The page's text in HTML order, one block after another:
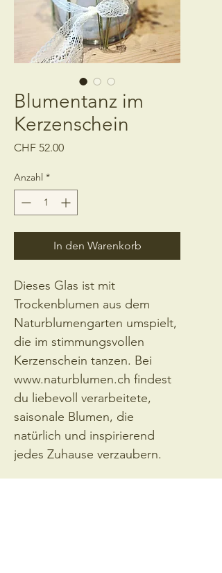
Blumentanz im
Kerzenschein
CHF 52.00Preis
Anzahl *
In den Warenkorb
Dieses Glas ist mit
Trockenblumen aus dem
Naturblumengarten umspielt,
die im stimmungsvollen
Kerzenschein tanzen. Bei
www.naturblumen.ch findest
du liebevoll verarbeitete,
saisonale Blumen, die
natürlich und inspirierend
jedes Zuhause verzaubern.